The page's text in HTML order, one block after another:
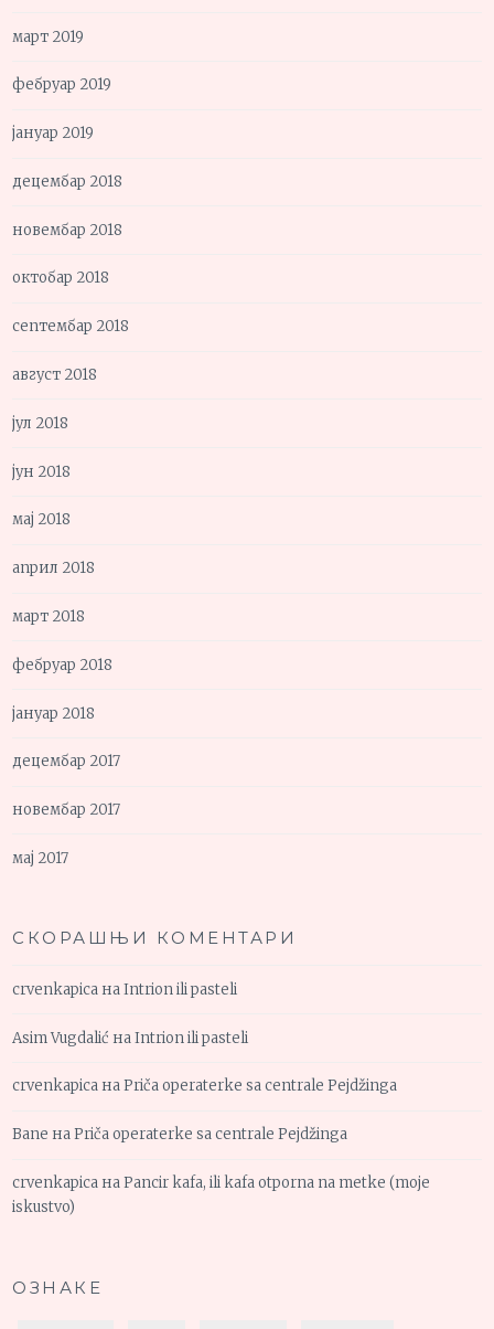
март 2019
фебруар 2019
јануар 2019
децембар 2018
новембар 2018
октобар 2018
септембар 2018
август 2018
јул 2018
јун 2018
мај 2018
април 2018
март 2018
фебруар 2018
јануар 2018
децембар 2017
новембар 2017
мај 2017
СКОРАШЊИ КОМЕНТАРИ
crvenkapica наIntrion ili pasteli
Asim Vugdalić наIntrion ili pasteli
crvenkapica наPriča operaterke sa centrale Pejdžinga
Bane наPriča operaterke sa centrale Pejdžinga
crvenkapica наPancir kafa, ili kafa otporna na metke (moje
iskustvo)
ОЗНАКЕ